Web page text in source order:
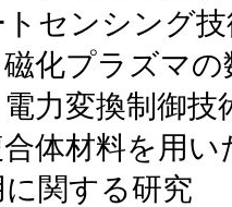
トセンシング
磁化プラズマ
力変換制御
合体材料を用
関する研究